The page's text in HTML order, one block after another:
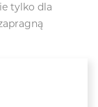
tylko dla